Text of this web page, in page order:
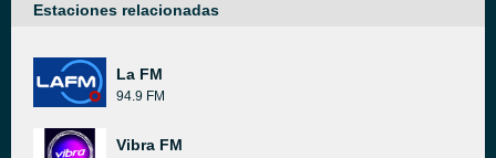
Estaciones relacionadas
La FM
94.9 FM
Vibra FM